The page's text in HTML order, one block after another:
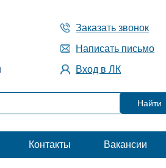
Заказать звонок
Написать письмо
Вход в ЛК
Контакты Вакансии